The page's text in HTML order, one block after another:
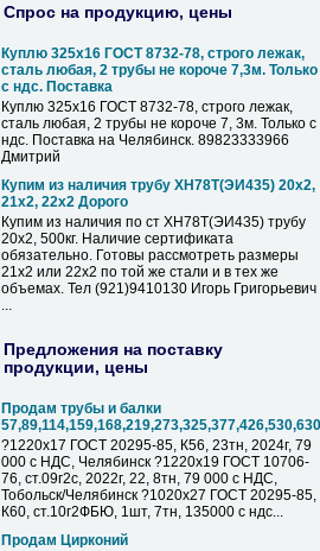
Спрос на продукцию, цены
Куплю 325х16 ГОСТ 8732-78, строго лежак,
сталь любая, 2 трубы не короче 7,3м. Только
с ндс. Поставка
Куплю 325х16 ГОСТ 8732-78, строго лежак,
сталь любая, 2 трубы не короче 7, 3м. Только с
ндс. Поставка на Челябинск. 89823333966
Дмитрий
Купим из наличия трубу ХН78Т(ЭИ435) 20х2,
21х2, 22х2 Дорого
Купим из наличия по ст ХН78Т(ЭИ435) трубу
20х2, 500кг. Наличие сертификата
обязательно. Готовы рассмотреть размеры
21х2 или 22х2 по той же стали и в тех же
объемах. Тел (921)9410130 Игорь Григорьевич
...
Предложения на поставку
продукции, цены
Продам трубы и балки
?1220х17 ГОСТ 20295-85, К56, 23тн, 2024г, 79
000 с НДC, Челябинск ?1220х19 ГОСТ 10706-
76, ст.09г2с, 2022г, 22, 8тн, 79 000 с НДC,
Тобольск/Челябинск ?1020х27 ГОСТ 20295-85,
К60, ст.10г2ФБЮ, 1шт, 7тн, 135000 с ндс...
Продам Цирконий